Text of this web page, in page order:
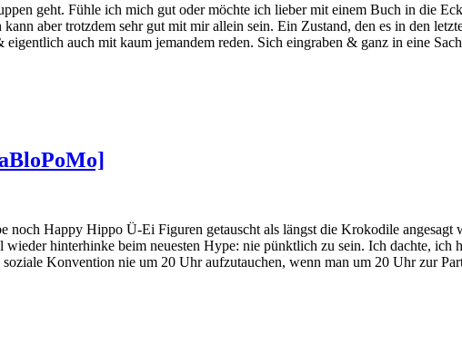
geht. Fühle ich mich gut oder möchte ich lieber mit einem Buch in die
aber trotzdem sehr gut mit mir allein sein. Ein Zustand, den es in den
auch mit kaum jemandem reden. Sich eingraben & ganz in eine
noch Happy Hippo Ü-Ei Figuren getauscht als längst die Krokodile
hinterhinke beim neuesten Hype: nie pünktlich zu sein. Ich dachte, ich
Konvention nie um 20 Uhr aufzutauchen, wenn man um 20 Uhr zur